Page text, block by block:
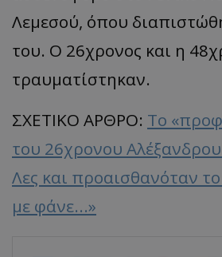
Λεμεσού, όπου
του. Ο 26χρονος και η
τραυματίστηκαν.
ΣΧΕΤΙΚΟ ΑΡΘΡΟ: Το
του 26χρονου Αλέξανδρου
Λες και προαισθανόταν
με φάνε...»